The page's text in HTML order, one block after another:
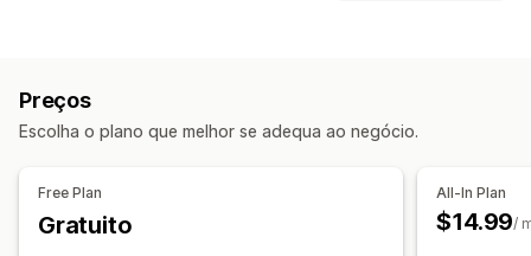
Notificações e relatórios
Atualizações de encomendas
Relatórios de erros
Sincronização de produtos
Carregamento em lote Listagens personalizadas
Encomendas em lote
Preços
Escolha o plano que melhor se adequa ao negócio.
Free Plan
Gratuito
All-In Plan
$14.99/